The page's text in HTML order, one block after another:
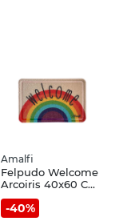
Amalfi
Felpudo Welcome
Arcoiris 40x60 Cm
Amalfi
-40%